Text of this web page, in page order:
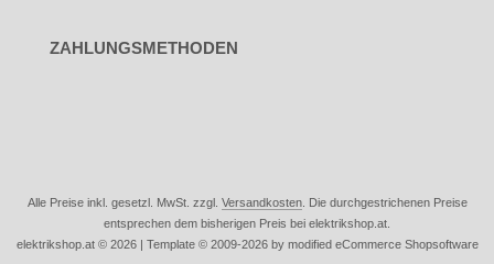
ZAHLUNGSMETHODEN
Alle Preise inkl. gesetzl. MwSt. zzgl. Versandkosten. Die durchgestrichenen Preise
entsprechen dem bisherigen Preis bei elektrikshop.at.
elektrikshop.at © 2026 | Template © 2009-2026 by modified eCommerce Shopsoftware